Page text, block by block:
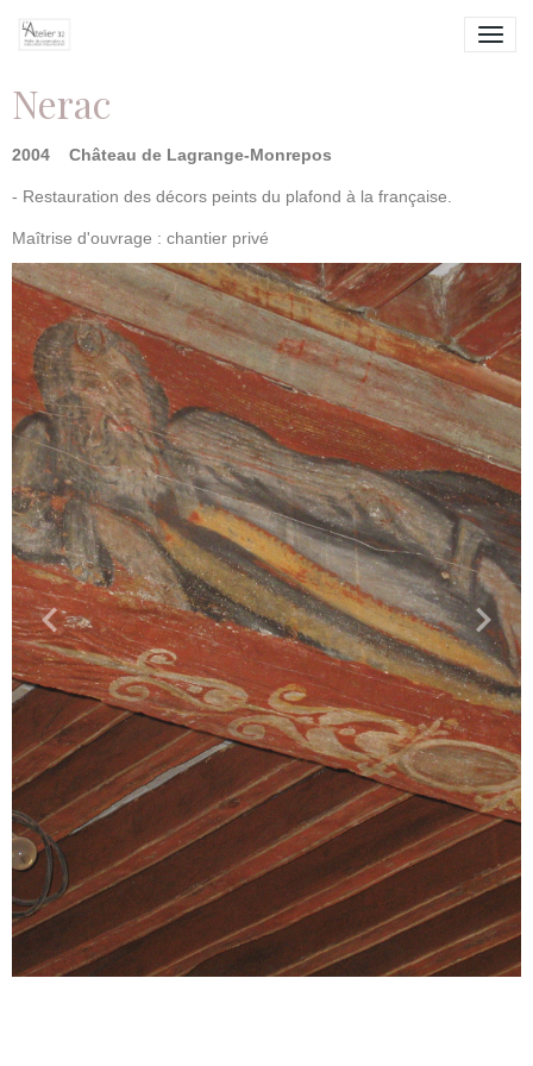
Nerac
2004 Château de Lagrange-Monrepos
- Restauration des décors peints du plafond à la française.
Maîtrise d'ouvrage : chantier privé